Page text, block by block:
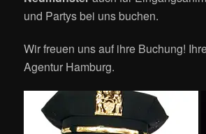
und Partys bei uns buchen.
Wir freuen uns auf ihre Buchung!
Agentur Hamburg.